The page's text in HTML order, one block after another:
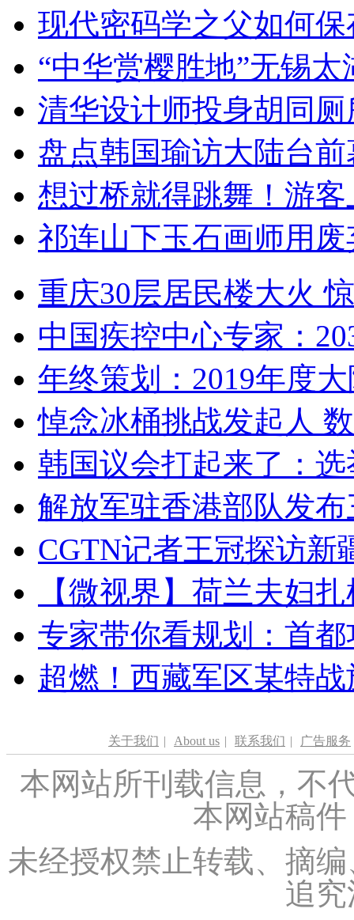
现代密码学之父如何
“中华赏樱胜地”无锡
清华设计师投身胡同
盘点韩国瑜访大陆台
想过桥就得跳舞！游客
祁连山下玉石画师用
重庆30层居民楼大火
中国疾控中心专家：
年终策划：2019年度
悼念冰桶挑战发起人
韩国议会打起来了：
解放军驻香港部队发
CGTN记者王冠探访新
【微视界】荷兰夫妇
专家带你看规划：首
超燃！西藏军区某特
关于我们 | About us | 联系我们 | 广告服务
本网站所刊载信息，不
本网站稿
未经授权禁止转载、摘
追